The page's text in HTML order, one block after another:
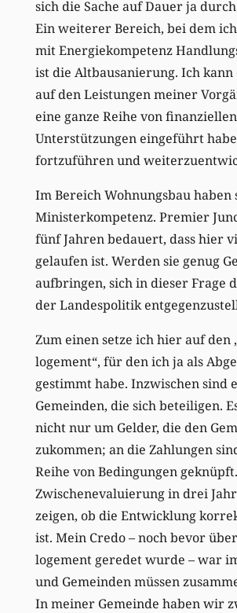
sich die Sache auf Dauer ja
Ein weiterer Bereich, bei dem
mit Energiekompetenz
ist die Altbausanierung. Ich kann
auf den Leistungen meiner
eine ganze Reihe von finanziellen
Unterstützungen eingeführt
fortzuführen und
Im Bereich Wohnungsbau haben
Ministerkompetenz. Premier
fünf Jahren bedauert, dass hier
gelaufen ist. Werden sie genug
aufbringen, sich in dieser Frage
der Landespolitik
Zum einen setze ich hier auf den
logement“, für den ich ja als
gestimmt habe. Inzwischen sind
Gemeinden, die sich beteiligen.
nicht nur um Gelder, die den
zukommen; an die Zahlungen
Reihe von Bedingungen
Zwischenevaluierung in drei
zeigen, ob die Entwicklung
ist. Mein Credo – noch bevor
logement geredet wurde – war
und Gemeinden müssen
In meiner Gemeinde haben wir